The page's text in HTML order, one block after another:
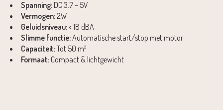
Spanning: DC 3.7 – 5V
Vermogen: 2W
Geluidsniveau:< 18 dBA
Slimme functie:Automatische start/stop met motor
Capaciteit:Tot 50 m³
Formaat: Compact & lichtgewicht